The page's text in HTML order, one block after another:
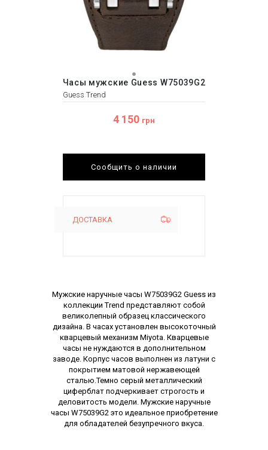
Часы мужские Guess W75039G2
Guess Trend
4 150 грн
Сообщить о наличии
ДОСТАВКА
Описание
Мужские наручные часы W75039G2 Guess из
коллекции Trend представляют собой
великолепный образец классического
дизайна. В часах установлен высокоточный
кварцевый механизм Miyota. Кварцевые
часы не нуждаются в дополнительном
заводе. Корпус часов выполнен из латуни с
покрытием матовой нержавеющей
сталью.Темно серый металлический
циферблат подчеркивает строгость и
деловитость модели. Мужские наручные
часы W75039G2 это идеальное приобретение
для обладателей безупречного вкуса.